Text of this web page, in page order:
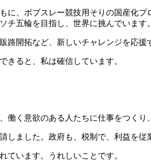
、ボブスレー競技用そりの国産化
五輪を目指し、世界に挑んでいます。
開拓など、新しいチャレンジを応援
ると、私は確信しています。
く意欲のある人たちに仕事をつくり
ました。政府も、税制で、利益を従
います。うれしいことです。